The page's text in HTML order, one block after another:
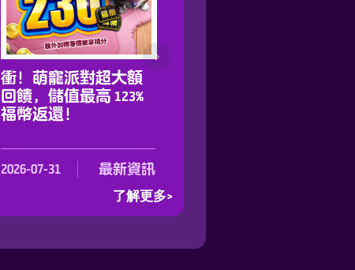
衝！萌寵派對超大額
回饋，儲值最高 123%
福幣返還！
2026-07-31 最新資訊
了解更多>